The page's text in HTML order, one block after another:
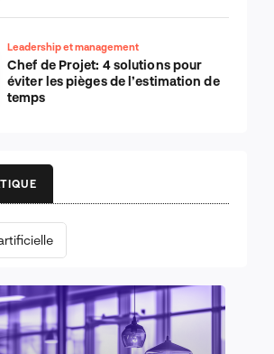
Leadership et management
Chef de Projet: 4 solutions pour
éviter les pièges de l’estimation de
temps